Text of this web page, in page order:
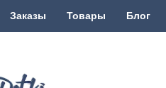
Заказы Товары Блог